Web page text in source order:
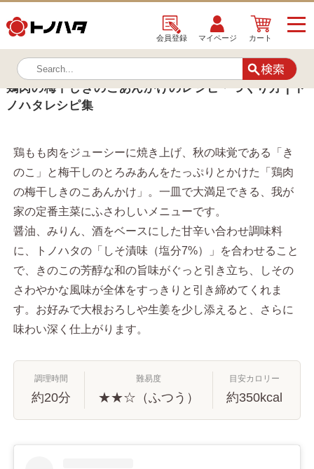
会員登録 マイページ カート
TOP
トノハタレシピ集
鶏肉の梅干しきのこあんかけのレシピ・つくり方 | トノハタレシピ集
鶏肉の梅干しきのこあんかけのレシピ・つくり方 | ト
ノハタレシピ集
鶏もも肉をジューシーに焼き上げ、秋の味覚である「き
のこ」と梅干しのとろみあんをたっぷりとかけた
「鶏肉
の梅干しきのこあんかけ」
。一皿で大満足できる、我が
家の定番主菜にふさわしいメニューです。
醤油、みりん、酒をベースにした甘辛い合わせ調味料
に、トノハタの「しそ漬味（塩分7%）」を合わせること
で、きのこの芳醇な和の旨味がぐっと引き立ち、しその
さわやかな風味が全体をすっきりと引き締めてくれま
す。お好みで大根おろしや生姜を少し添えると、さらに
味わい深く仕上がります。
調理時間
約20分
難易度
★★☆（ふつう）
目安カロリー
約350kcal